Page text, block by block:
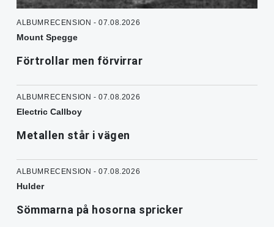
ALBUMRECENSION - 07.08.2026
Mount Spegge
Förtrollar men förvirrar
ALBUMRECENSION - 07.08.2026
Electric Callboy
Metallen står i vägen
ALBUMRECENSION - 07.08.2026
Hulder
Sömmarna på hosorna spricker